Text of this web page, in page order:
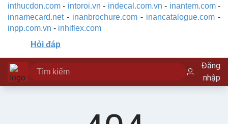
inthucdon.com - intoroi.vn - indecal.com.vn - inantem.com-
innamecard.net- inanbrochure.com - inancatalogue.com -
inpp.com.vn - inhiflex.com
Hỏi đáp